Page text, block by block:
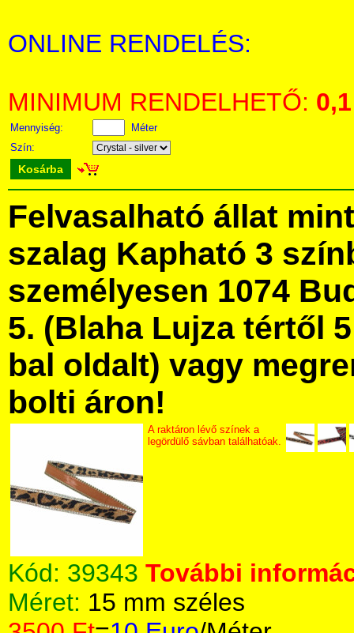
ONLINE RENDELÉS:
MINIMUM RENDELHETŐ: 0,1
Mennyiség:
Méter
Szín:
Kosárba
Felvasalható állat
szalag Kapható 3
személyesen 1074
5. (Blaha Lujza tértől
bal oldalt) vagy
bolti áron!
A raktáron lévő színek a
legördülő sávban találhatóak.
Kód: 39343 További
Méret: 15 mm széles